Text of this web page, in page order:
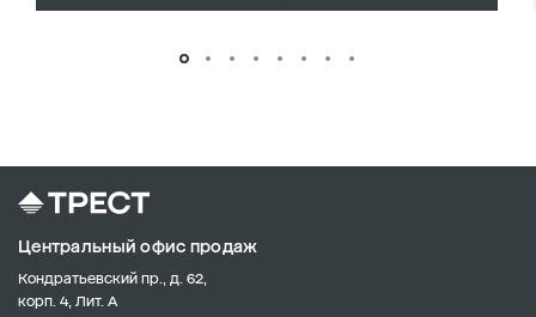
Центральный офис продаж
Кондратьевский пр., д. 62,
корп. 4, Лит. А